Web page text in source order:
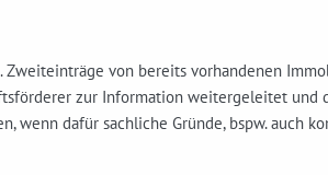
von bereits vorhandenen
zur Information weitergeleitet und
dafür sachliche Gründe, bspw. auch